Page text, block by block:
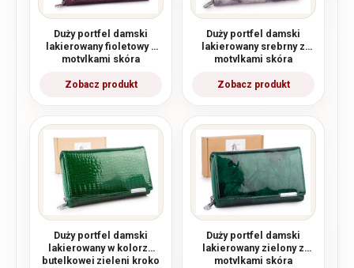
Duży portfel damski
lakierowany fioletowy z
motylkami skóra
Duży portfel damski
lakierowany srebrny z
motylkami skóra
Duży portfel damski
lakierowany w kolorze
butelkowej zieleni kroko
Duży portfel damski
lakierowany zielony z
motylkami skóra